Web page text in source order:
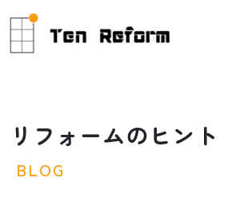
リ フ ォームのヒ ン ト
BLOG